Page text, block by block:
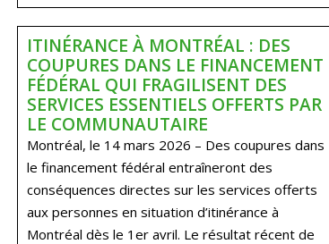
ITINÉRANCE À MONTRÉAL : DES
COUPURES DANS LE FINANCEMENT
FÉDÉRAL QUI FRAGILISENT DES
SERVICES ESSENTIELS OFFERTS PAR
LE COMMUNAUTAIRE
Montréal, le 14 mars 2026 – Des coupures dans
le financement fédéral entraîneront des
conséquences directes sur les services offerts
aux personnes en situation d’itinérance à
Montréal dès le 1er avril. Le résultat récent de